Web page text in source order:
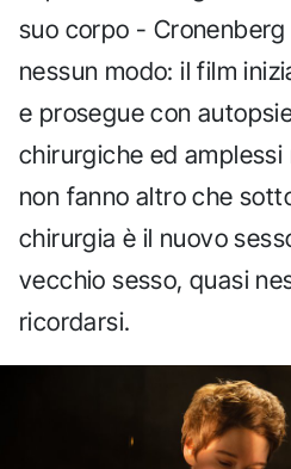
suo corpo -
nessun modo: il film
e prosegue con
chirurgiche ed
non fanno altro che
chirurgia è il nuovo
vecchio sesso, quasi
ricordarsi.